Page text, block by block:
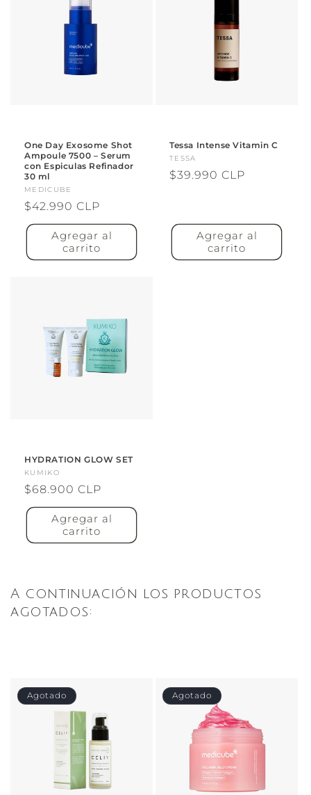
One Day Exosome Shot
Ampoule 7500 – Serum
con Espiculas Refinador
30 ml
Proveedor:
MEDICUBE
Precio
habitual
$42.990 CLP
Agregar al
carrito
Tessa Intense Vitamin C
Proveedor:
TESSA
Precio
$39.990 CLP
Agregar al
carrito
HYDRATION GLOW SET
Proveedor:
KUMIKO
Precio
habitual
$68.900 CLP
Agregar al
carrito
A continuación los productos
agotados:
Agotado Agotado